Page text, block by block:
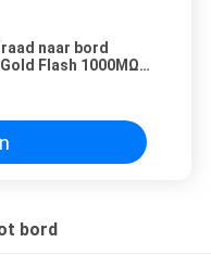
naar bord
Flash 1000MΩ
bord